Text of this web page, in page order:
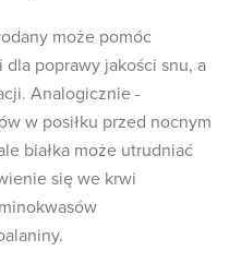
może pomóc
poprawy jakości snu, a
Analogicznie -
w posiłku przed nocnym
białka może utrudniać
się we krwi